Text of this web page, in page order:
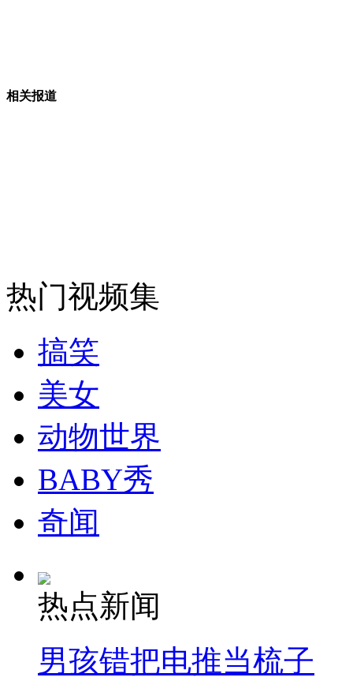
外交部：反对强权政治霸凌主义
外交部：有关国家言论片面不公正
安徽一实载49人客车翻车
走！跟着总书记去植树
消防员救轻生者
纽约上演“枕头大战”
相关报道
热门视频集
搞笑
美女
动物世界
BABY秀
奇闻
热点新闻
男孩错把电推当梳子